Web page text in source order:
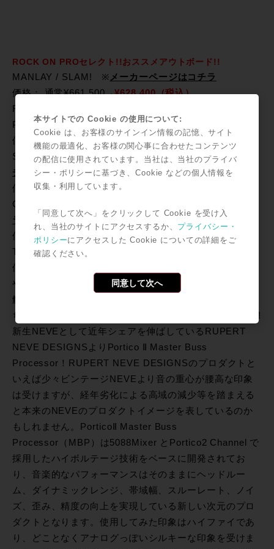
ROCK ON PROセレクト!!おススメアウトボード!!
MANLAY / SLAM! ※ メーカーページはコチラ
価格： 通常¥661,500→¥628,400（税込）
RUPERT NEVE DESIGNS / Portico Ⅱ Master Buss
Processor ※メーカーページはコチラ
価格： 通常¥451,500→¥428,900（税込）
SPL / MIX Dream(model 2384) ※メーカーページはコ
チラ
価格： 通常¥441,000→¥418,900（税込）
CHANDLER LIMITED / TG2 ※
ラ
価格： 通常¥256,200→
¥243,300（税込）
TUBE TECH / CL1B ※
価格： 通常¥380,400→
やっぱり、プラグインだけではなく実機の魅力にもっと
触れてほしい!ということで憧れの定番アウトボードから
ちょっと渋めなアウトボードををお求めやすく提供です!!
新生NEVEとして近年シェアを伸ばしているRUPERT
NEVE DESIGNSよりPortico Ⅱ Master Buss
Processor！RUPERT NEVE DESIGNSのプロダクトと
いえば少々ビンテージNEVEより音の重心が腰高な印象
は受けますが、経年劣化による高域の減少等を踏まえる
と本来のNEVEのプロダクトイメージを表しているのか
もしれません。PorticoⅡ Master Buss
Processor（MBP）は5088Mixer とPortico2 Channel で
採用したハイボルテージ技術をベースに開発されてお
り、音楽的なパフォーマンスはそのままにヘッドルー
ム、ダイナミックレンジ、帯域幅、スルーレート、ノイ
ズ、歪み、精度の向上を実現している新しい次元のプロ
ダクトとなります。使用してみた印象はハイファイであ
り、どことなくアナログっぽいシルキーな印象を受けま
本サイトでの Cookie の使用について:
Cookie は、お客様のサインイン情報の記憶、サイト
機能の最適化、お客様の関心事に合わせたコンテンツ
の配信に使用されています。当社は、当社のプライバ
シー・ポリシーに基づき、Cookie などの個人情報を
収集・利用しています。
「同意して次へ」をクリックして Cookie を受け入
れ、当社のサイトにアクセスするか、 プライバシー・
ポリシーにアクセスした Cookie についての詳細をご
確認ください。
同意して次へ